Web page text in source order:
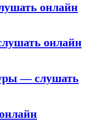
онлайн
онлайн
— слушать